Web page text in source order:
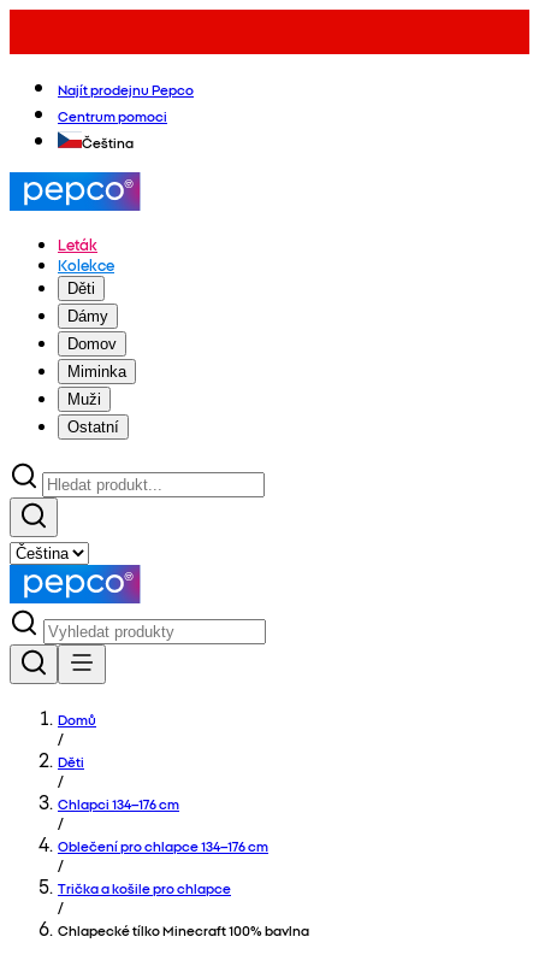
Najít prodejnu Pepco
Centrum pomoci
Čeština
Leták
Kolekce
Děti
Dámy
Domov
Miminka
Muži
Ostatní
Domů
/
Děti
/
Chlapci 134–176 cm
/
Oblečení pro chlapce 134–176 cm
/
Trička a košile pro chlapce
/
Chlapecké tílko Minecraft 100% bavlna